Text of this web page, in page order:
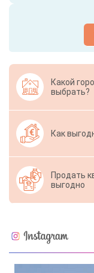
Какой
выбрать?
Как
Продать
выгодно